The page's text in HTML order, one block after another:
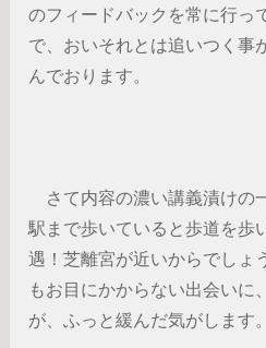
のフィードバックを常に行っ
で、おいそれとは追いつく事
んでおります。
さて内容の濃い講義漬けの
駅まで歩いていると歩道を歩
遇！芝離宮が近いからでしょ
もお目にかからない出会いに
が、ふっと緩んだ気がします。